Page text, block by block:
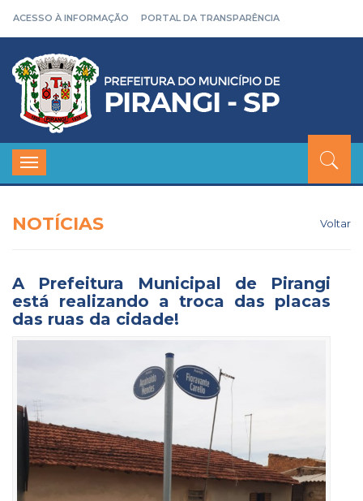
ACESSO À INFORMAÇÃO PORTAL DA TRANSPARÊNCIA
Toggle
navigation
NOTÍCIAS Voltar
A Prefeitura Municipal de Pirangi
está realizando a troca das placas
das ruas da cidade!